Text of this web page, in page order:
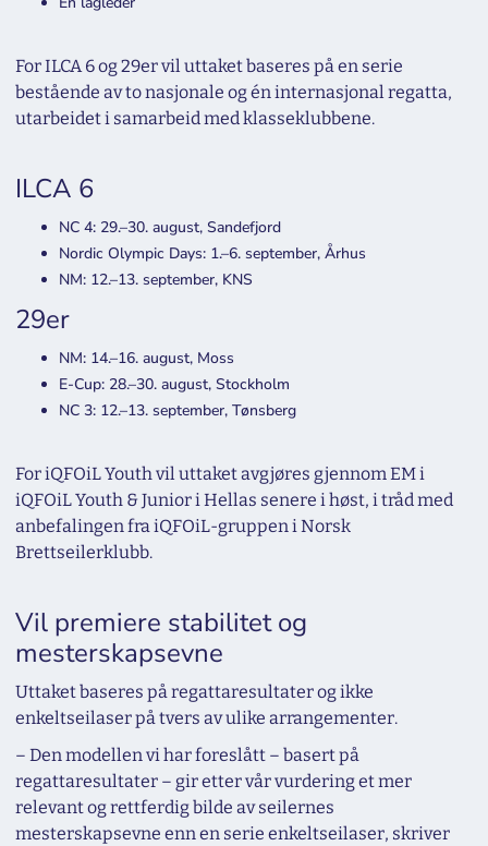
For ILCA 6 og 29er vil uttaket baseres på en serie
bestående av to nasjonale og én internasjonal regatta,
utarbeidet i samarbeid med klasseklubbene.
ILCA 6
NC 4: 29.–30. august, Sandefjord
Nordic Olympic Days: 1.–6. september, Århus
NM: 12.–13. september, KNS
29er
NM: 14.–16. august, Moss
E-Cup: 28.–30. august, Stockholm
NC 3: 12.–13. september, Tønsberg
For iQFOiL Youth vil uttaket avgjøres gjennom EM i
iQFOiL Youth & Junior i Hellas senere i høst, i tråd med
anbefalingen fra iQFOiL-gruppen i Norsk
Brettseilerklubb.
Vil premiere stabilitet og
mesterskapsevne
Uttaket baseres på regattaresultater og ikke
enkeltseilaser på tvers av ulike arrangementer.
– Den modellen vi har foreslått – basert på
regattaresultater – gir etter vår vurdering et mer
relevant og rettferdig bilde av seilernes
mesterskapsevne enn en serie enkeltseilaser, skriver